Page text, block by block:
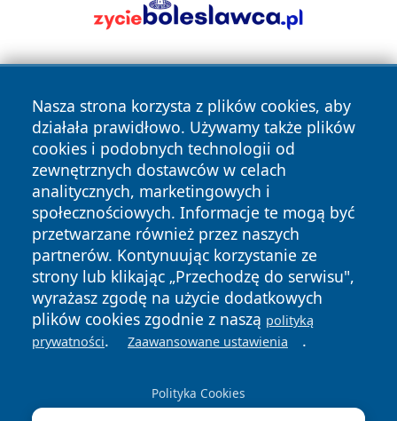
Nasza strona korzysta z plików cookies, aby
działała prawidłowo. Używamy także plików
cookies i podobnych technologii od
zewnętrznych dostawców w celach
analitycznych, marketingowych i
społecznościowych. Informacje te mogą być
przetwarzane również przez naszych
partnerów. Kontynuując korzystanie ze
strony lub klikając „Przechodzę do serwisu",
wyrażasz zgodę na użycie dodatkowych
plików cookies zgodnie z naszą polityką
prywatności. Zaawansowane ustawienia .
Polityka Cookies
Copyright © 2026 nowinypilskie.pl Wszystkie prawa
zastrzeżone.
News Autorzy
Polityka
Prywatności
Polityka
Cookies